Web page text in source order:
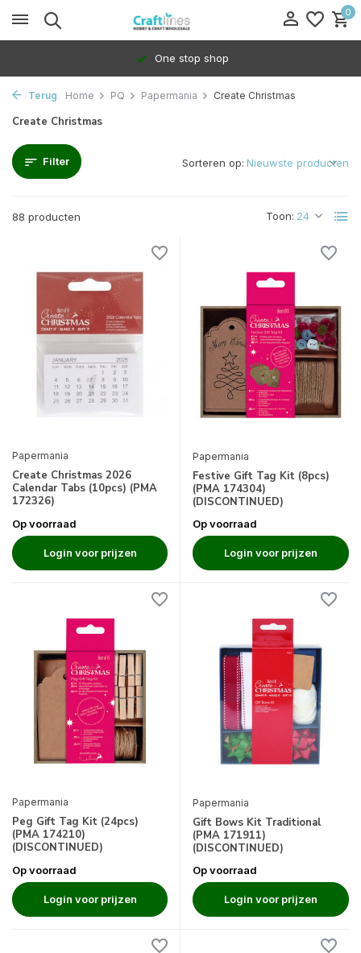
0
100% Dedicated to independents
Terug Home PQ Papermania Create Christmas
Create Christmas
Filter
88 producten Toon:
Sorteren op:
Papermania
Create Christmas 2026
Calendar Tabs (10pcs) (PMA
172326)
Op voorraad
Login voor prijzen
Papermania
Festive Gift Tag Kit (8pcs)
(PMA 174304)
(DISCONTINUED)
Op voorraad
Login voor prijzen
Papermania
Peg Gift Tag Kit (24pcs)
(PMA 174210)
(DISCONTINUED)
Op voorraad
Login voor prijzen
Papermania
Gift Bows Kit Traditional
(PMA 171911)
(DISCONTINUED)
Op voorraad
Login voor prijzen